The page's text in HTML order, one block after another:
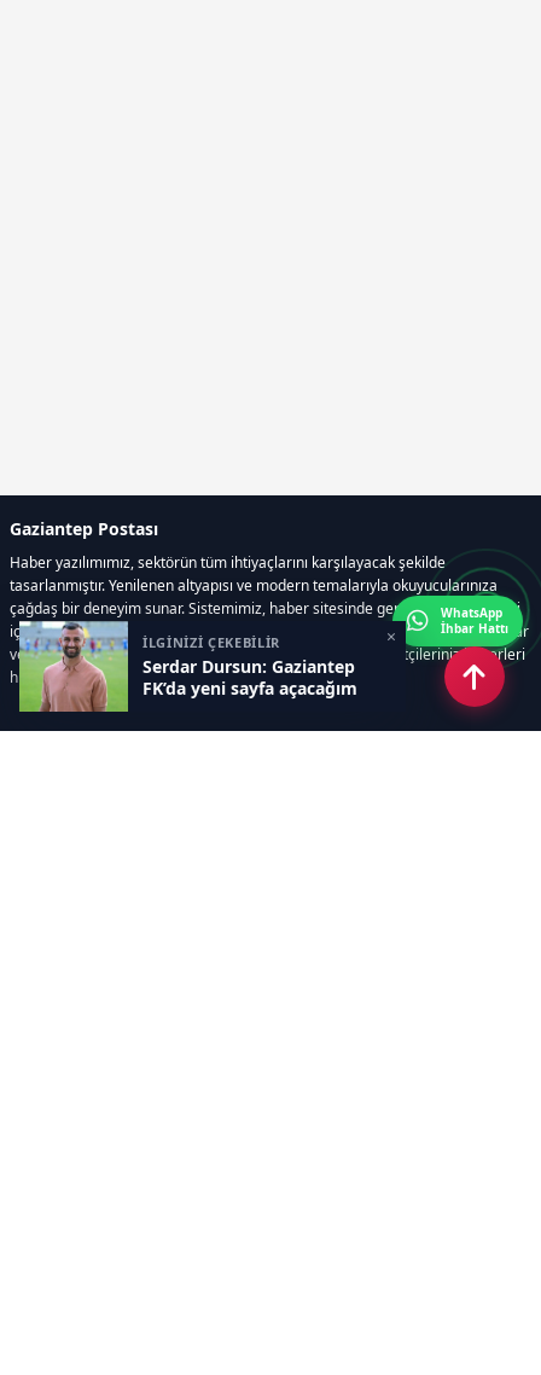
İLGİNİZİ ÇEKEBİLİR
Serdar Dursun: Gaziantep
FK’da yeni sayfa açacağım
×
Gaziantep Postası
Haber yazılımımız, sektörün tüm ihtiyaçlarını karşılayacak şekilde
tasarlanmıştır. Yenilenen altyapısı ve modern temalarıyla okuyucularınıza
çağdaş bir deneyim sunar. Sistemimiz, haber sitesinde gerekli tüm modülleri
içerir. Siz içerik üretmeye odaklanırken, yazılımımız zamandan tasarruf sağlar
ve süreçlerinizi kolaylaştırır. Etkili arayüzü sayesinde ziyaretçileriniz haberleri
hızlı ve keyifle takip edebilir.
WhatsApp
İhbar Hattı